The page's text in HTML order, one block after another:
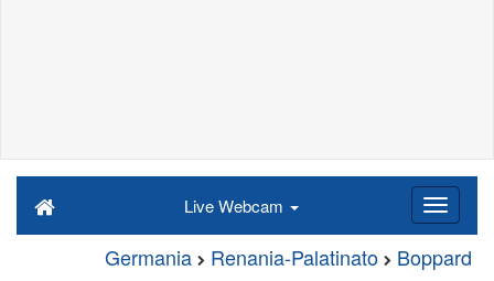
Live Webcam
Germania Renania-Palatinato Boppard